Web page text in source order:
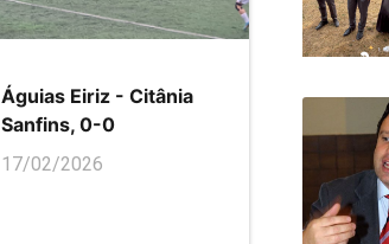
Águias Eiriz - Citânia
Sanfins, 0-0
17/02/2026